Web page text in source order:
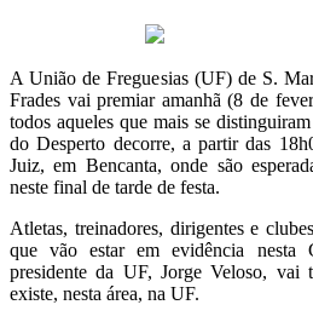
A União de Freguesias (UF) de S.
Frades vai premiar amanhã (8 de
todos aqueles que mais se
do Desperto decorre, a partir das
Juiz, em Bencanta, onde são
neste final de tarde de festa.
Atletas, treinadores, dirigentes e
que vão estar em evidência nesta
presidente da UF, Jorge Veloso, vai
existe, nesta área, na UF.